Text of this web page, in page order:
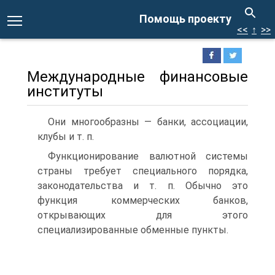
Помощь проекту
<< ↑ >>
Международные финансовые
институты
Они многообразны — банки, ассоциации,
клубы и т. п.
Функционирование валютной системы
страны требует специального порядка,
законодательства и т. п. Обычно это
функция коммерческих банков,
открывающих для этого
специализированные обменные пункты.